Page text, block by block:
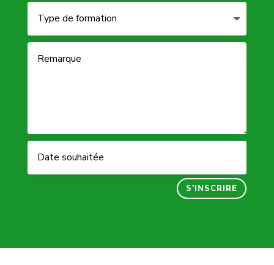
S'INSCRIRE